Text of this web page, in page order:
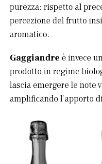
purezza: rispetto al
percezione del frutto
aromatico.
Gaggiandre è invece
prodotto in regime
lascia emergere le note
amplificando l’apporto